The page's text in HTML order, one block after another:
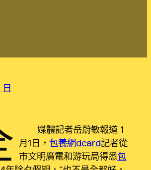
媒體記者岳蔚敏報道 1
月1日，包養網dcard記者從
市文明廣電和游玩局得悉包